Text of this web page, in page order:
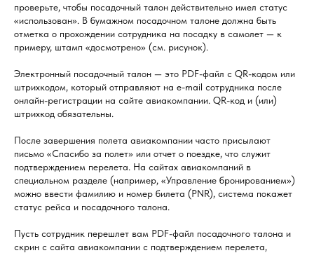
проверьте, чтобы посадочный талон действительно имел статус
«использован». В бумажном посадочном талоне должна быть
отметка о прохождении сотрудника на посадку в самолет — к
примеру, штамп «досмотрено» (см. рисунок).
Электронный посадочный талон — это PDF-файл с QR-кодом или
штрихкодом, который отправляют на e-mail сотрудника после
онлайн-регистрации на сайте авиакомпании. QR-код и (или)
штрихкод обязательны.
После завершения полета авиакомпании часто присылают
письмо «Спасибо за полет» или отчет о поездке, что служит
подтверждением перелета. На сайтах авиакомпаний в
специальном разделе (например, «Управление бронированием»)
можно ввести фамилию и номер билета (PNR), система покажет
статус рейса и посадочного талона.
Пусть сотрудник перешлет вам PDF-файл посадочного талона и
скрин с сайта авиакомпании с подтверждением перелета,